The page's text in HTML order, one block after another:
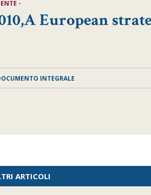
-
European
INTEGRALE
ARTICOLI